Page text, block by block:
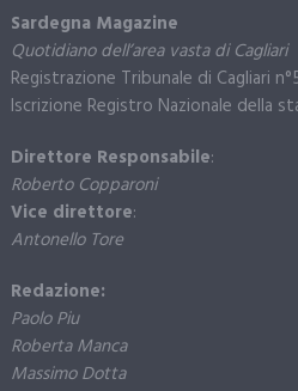
Sardegna Magazine
Quotidiano dell’area vasta di Cagliari
Registrazione Tribunale di Cagliari
Iscrizione Registro Nazionale della
Direttore Responsabile:
Roberto Copparoni
Vice direttore:
Antonello Tore
Redazione:
Paolo Piu
Roberta Manca
Massimo Dotta